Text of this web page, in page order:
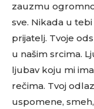
zauzmu
sve. Nikada u
prijatelj. Tvoje
u našim srcima.
ljubav koju mi
rečima. Tvoj
uspomene,